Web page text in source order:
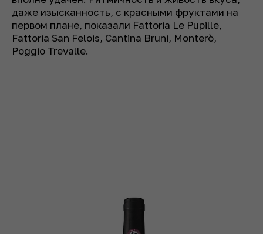
даже изысканность, с красными фруктами на
первом плане, показали Fattoria Le Pupille,
Fattoria San Felois, Cantina Bruni, Monterò,
Poggio Trevalle.